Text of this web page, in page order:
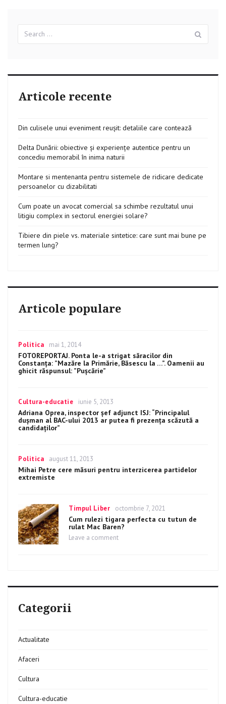
for:
Articole recente
Din culisele unui eveniment reușit: detaliile care contează
Delta Dunării: obiective și experiențe autentice pentru un
concediu memorabil în inima naturii
Montare si mentenanta pentru sistemele de ridicare dedicate
persoanelor cu dizabilitati
Cum poate un avocat comercial sa schimbe rezultatul unui
litigiu complex in sectorul energiei solare?
Tibiere din piele vs. materiale sintetice: care sunt mai bune pe
termen lung?
Articole populare
Categories
Politica
Posted
on
mai 1, 2014
FOTOREPORTAJ. Ponta le-a strigat săracilor din
Constanța: ”Mazăre la Primărie, Băsescu la …”. Oamenii au
ghicit răspunsul: ”Pușcărie”
Categories
Cultura-educatie
Posted
on
iunie 5, 2013
Adriana Oprea, inspector şef adjunct ISJ: “Principalul
duşman al BAC-ului 2013 ar putea fi prezenţa scăzută a
candidaţilor”
Categories
Politica
Posted
on
august 11, 2013
Mihai Petre cere măsuri pentru interzicerea partidelor
extremiste
Categories
Timpul Liber
Posted
on
octombrie 7, 2021
Cum rulezi tigara perfecta cu tutun de
rulat Mac Baren?
Leave a comment
Categorii
Actualitate
Afaceri
Cultura
Cultura-educatie